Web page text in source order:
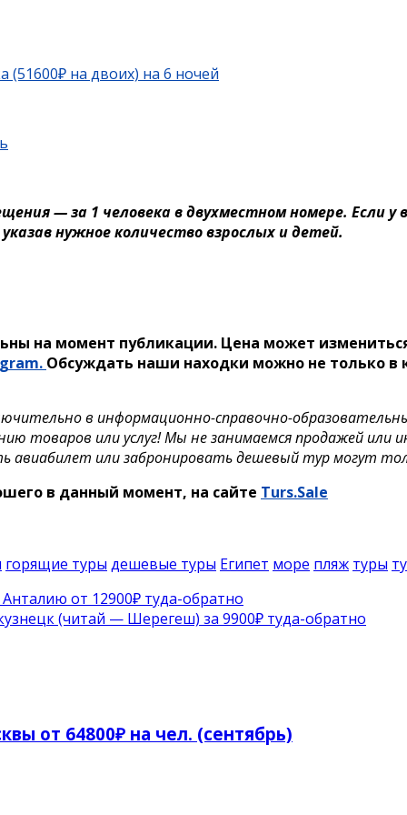
(51600₽ на двоих) на 6 ночей
— за 1 человека в двухместном номере. Если у
нужное количество взрослых и детей.
на момент публикации. Цена может
Обсуждать наши находки можно не только в
в информационно-справочно-
товаров или услуг! Мы не занимаемся продажей или
авиабилет или забронировать дешевый тур могут
в данный момент, на сайте Turs.Sale
горящие туры дешевые туры Египет море пляж туры
от 12900₽ туда-обратно
(читай — Шерегеш) за 9900₽ туда-обратно
от 64800₽ на чел. (сентябрь)